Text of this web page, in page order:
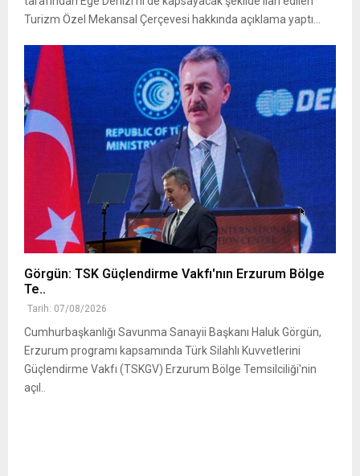
Turizm Özel Mekansal Çerçevesi hakkında açıklama yaptı...
Görgün: TSK Güçlendirme Vakfı'nın Erzurum Bölge
Te..
Tarih: 07/08/2026
Cumhurbaşkanlığı Savunma Sanayii Başkanı Haluk Görgün,
Erzurum programı kapsamında Türk Silahlı Kuvvetlerini
Güçlendirme Vakfı (TSKGV) Erzurum Bölge Temsilciliği'nin
açıl..